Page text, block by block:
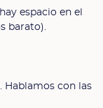
espacio en el
barato).
Hablamos con las